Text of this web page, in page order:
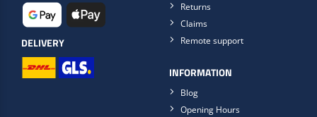
DELIVERY
Returns
Claims
Remote support
INFORMATION
Blog
Opening Hours